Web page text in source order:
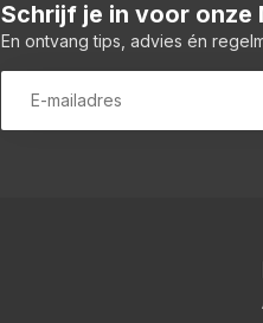
Schrijf je in voor onze
En ontvang tips, advies én